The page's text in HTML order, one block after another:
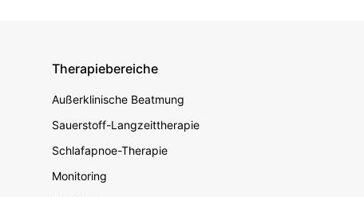
Footer secondary
Therapiebereiche
Außerklinische Beatmung
Sauerstoff-Langzeittherapie
Schlafapnoe-Therapie
Monitoring